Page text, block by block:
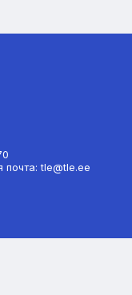
почта: tle@tle.ee